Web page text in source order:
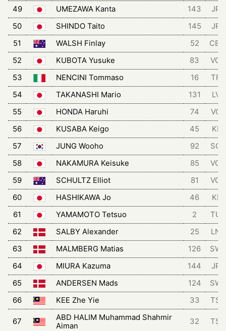
49
UMEZAWA Kanta 143
JPN
50
SHINDO Taito 145
JPN
51
WALSH Finlay 52
52
KUBOTA Yusuke 83
VCH
53
NENCINI Tommaso 16
TFT
54
TAKANASHI Mario 131
LVF
55
HONDA Haruhi 74
VCF
56
KUSABA Keigo 45
KIN
57
JUNG Wooho 92
SCT
58
NAKAMURA Keisuke 85
VCH
59
SCHULTZ Elliot 81
VCH
60
HASHIKAWA Jo 46
KIN
61
YAMAMOTO Tetsuo 2
TUK
62
SALBY Alexander 25
LNS
63
MALMBERG Matias 126
64
MIURA Kazuma 144
JPN
65
ANDERSEN Mads 124
66
KEE Zhe Yie 33 TSG
67
ABD HALIM Muhammad Shahmir
Aiman
32 TSG